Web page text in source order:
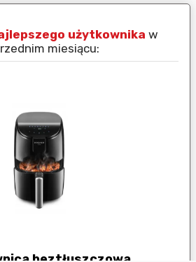
użytkownika w
miesiącu: